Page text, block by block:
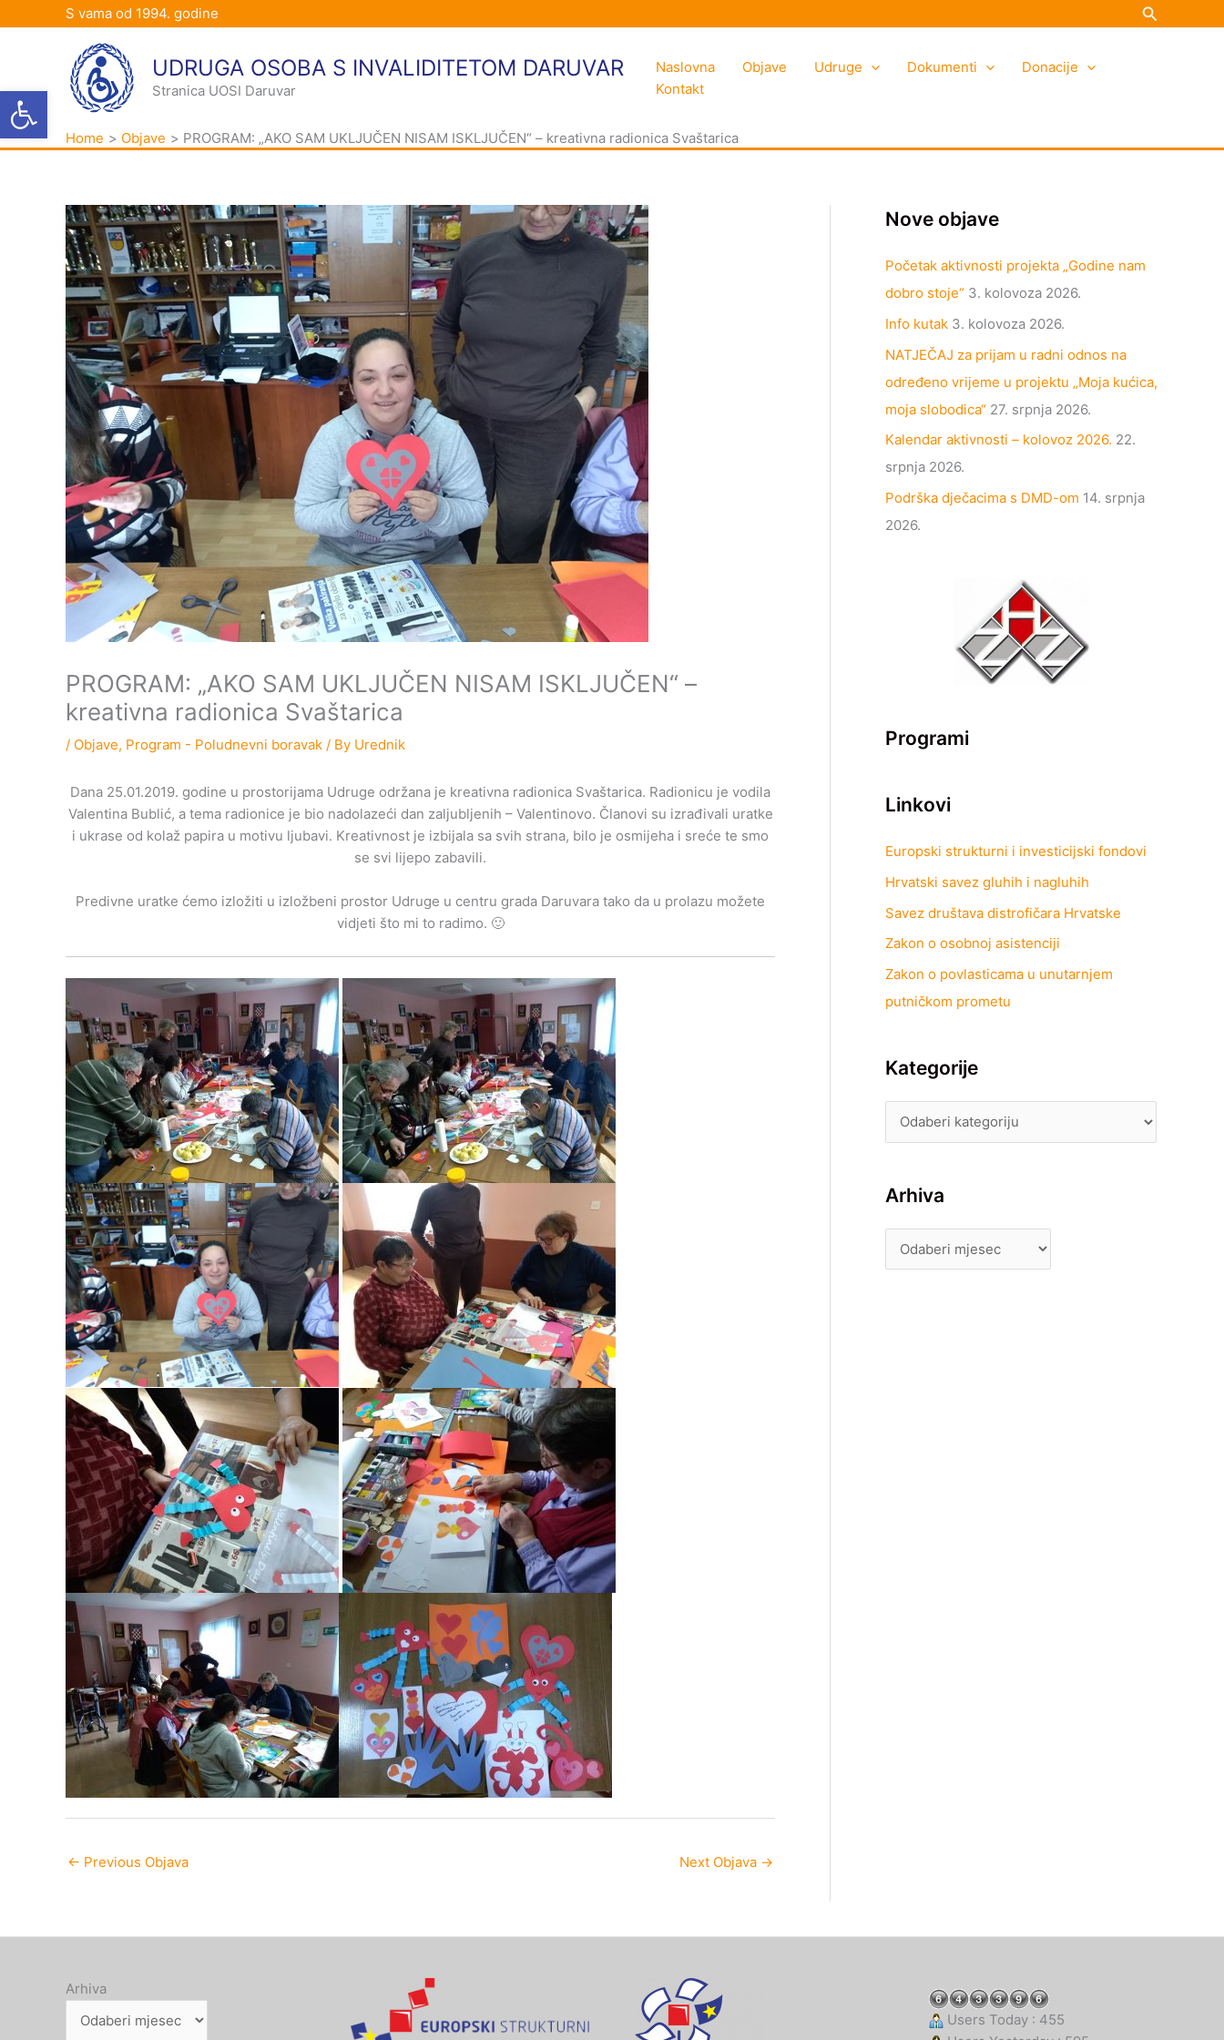
Open toolbar
to
S vama od 1994. godine Search
UDRUGA OSOBA S INVALIDITETOM DARUVAR
Stranica UOSI Daruvar
Naslovna Objave Udruge Dokumenti
Donacije
Kontakt
Home Objave PROGRAM: „AKO SAM UKLJUČEN NISAM ISKLJUČEN“ – kreativna radionica Svaštarica
PROGRAM: „AKO SAM UKLJUČEN NISAM ISKLJUČEN“ –
kreativna radionica Svaštarica
/ Objave, Program - Poludnevni boravak / By Urednik
Dana 25.01.2019. godine u prostorijama Udruge održana je kreativna radionica Svaštarica. Radionicu je vodila
Valentina Bublić, a tema radionice je bio nadolazeći dan zaljubljenih – Valentinovo. Članovi su izrađivali uratke
i ukrase od kolaž papira u motivu ljubavi. Kreativnost je izbijala sa svih strana, bilo je osmijeha i sreće te smo
se svi lijepo zabavili.
Predivne uratke ćemo izložiti u izložbeni prostor Udruge u centru grada Daruvara tako da u prolazu možete
vidjeti što mi to radimo. 🙂
← Previous Objava Next Objava →
Nove objave
Početak aktivnosti projekta „Godine nam
dobro stoje“ 3. kolovoza 2026.
Info kutak 3. kolovoza 2026.
NATJEČAJ za prijam u radni odnos na
određeno vrijeme u projektu „Moja kućica,
moja slobodica“ 27. srpnja 2026.
Kalendar aktivnosti – kolovoz 2026. 22.
srpnja 2026.
Podrška dječacima s DMD-om 14. srpnja
2026.
Programi
Linkovi
Europski strukturni i investicijski fondovi
Hrvatski savez gluhih i nagluhih
Savez društava distrofičara Hrvatske
Zakon o osobnoj asistenciji
Zakon o povlasticama u unutarnjem
putničkom prometu
Kategorije
o
j
e
Arhiva
a
Arhiva
Users Today : 455